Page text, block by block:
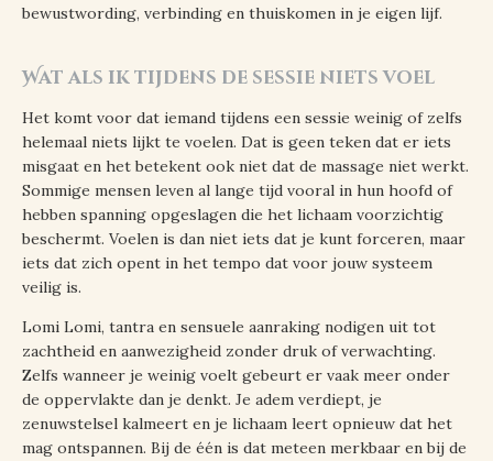
bewustwording, verbinding en thuiskomen in je eigen lijf.
Wat als ik tijdens de sessie niets voel
Het komt voor dat iemand tijdens een sessie weinig of zelfs
helemaal niets lijkt te voelen. Dat is geen teken dat er iets
misgaat en het betekent ook niet dat de massage niet werkt.
Sommige mensen leven al lange tijd vooral in hun hoofd of
hebben spanning opgeslagen die het lichaam voorzichtig
beschermt. Voelen is dan niet iets dat je kunt forceren, maar
iets dat zich opent in het tempo dat voor jouw systeem
veilig is.
Lomi Lomi, tantra en sensuele aanraking nodigen uit tot
zachtheid en aanwezigheid zonder druk of verwachting.
Zelfs wanneer je weinig voelt gebeurt er vaak meer onder
de oppervlakte dan je denkt. Je adem verdiept, je
zenuwstelsel kalmeert en je lichaam leert opnieuw dat het
mag ontspannen. Bij de één is dat meteen merkbaar en bij de